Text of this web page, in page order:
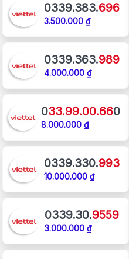
0339.383.696
3.500.000 ₫
0339.363.989
4.000.000 ₫
033.99.00.660
8.000.000 ₫
0339.330.993
10.000.000 ₫
0339.30.9559
3.000.000 ₫